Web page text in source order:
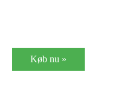
Køb nu »